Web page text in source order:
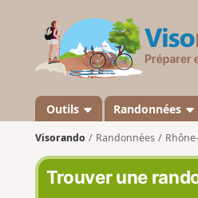
Outils Randonnées
Visorando Randonnées
Trouver une